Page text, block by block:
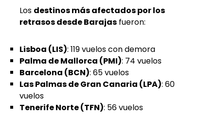
Los destinos más afectados por los
retrasos desde Barajas fueron:
Lisboa (LIS): 119 vuelos con demora
Palma de Mallorca (PMI): 74 vuelos
Barcelona (BCN): 65 vuelos
Las Palmas de Gran Canaria (LPA): 60
vuelos
Tenerife Norte (TFN): 56 vuelos